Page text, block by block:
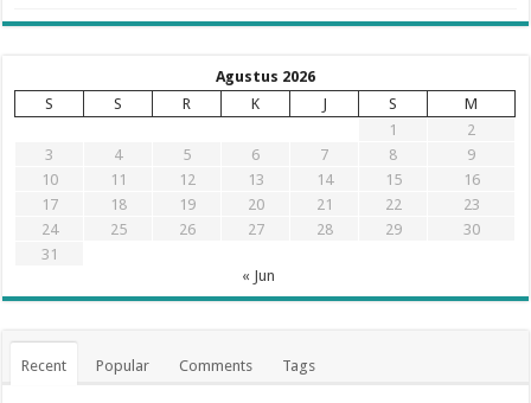
Agustus 2026
S
S R K J S
M
1
2
3
4 5 6 7 8
9
10
11 12 13 14 15
16
17
18 19 20 21 22
23
24
25 26 27 28 29
30
31
« Jun
Recent Popular Comments Tags